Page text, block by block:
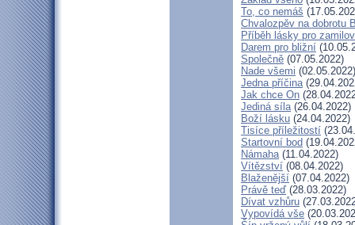
To, co nemáš
Chvalozpěv na dobrotu
Příběh lásky pro
Darem pro bližní
Společně (07.05.2022)
Nade všemi (02.05.2022)
Jedna příčina
Jak chce On
Jediná síla(26.04.2022)
Boží lásku (24.04.2022)
Tisíce příležitostí
Startovní bod
Námaha(11.04.2022)
Vítězství (08.04.2022)
Blaženější (07.04.2022)
Právě teď (28.03.2022)
Dívat vzhůru
Vypovídá vše